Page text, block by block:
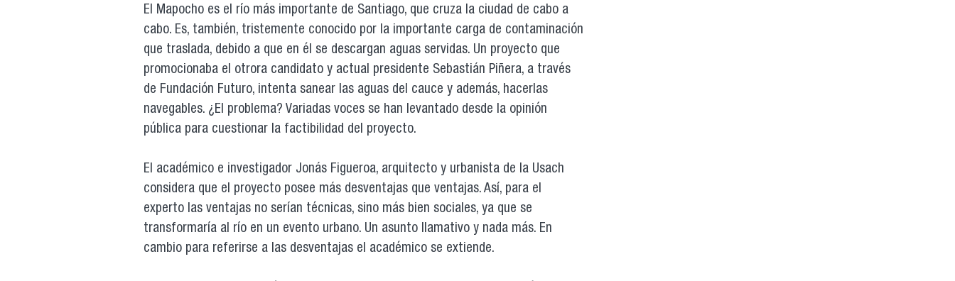
El Mapocho es el río más importante de Santiago, que cruza la ciudad de cabo a
cabo. Es, también, tristemente conocido por la importante carga de contaminación
que traslada, debido a que en él se descargan aguas servidas. Un proyecto que
promocionaba el otrora candidato y actual presidente Sebastián Piñera, a través
de Fundación Futuro, intenta sanear las aguas del cauce y además, hacerlas
navegables. ¿El problema? Variadas voces se han levantado desde la opinión
pública para cuestionar la factibilidad del proyecto.
El académico e investigador Jonás Figueroa, arquitecto y urbanista de la Usach
considera que el proyecto posee más desventajas que ventajas. Así, para el
experto las ventajas no serían técnicas, sino más bien sociales, ya que se
transformaría al río en un evento urbano. Un asunto llamativo y nada más. En
cambio para referirse a las desventajas el académico se extiende.